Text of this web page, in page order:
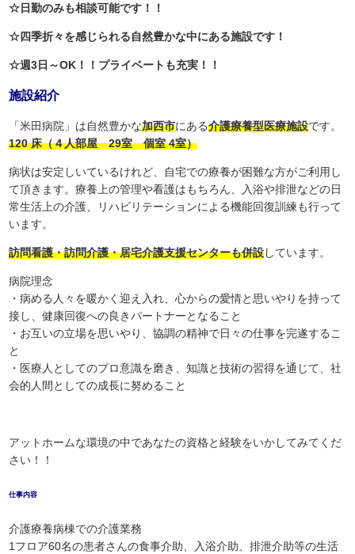
☆日勤のみも相談可能です！！
☆四季折々を感じられる自然豊かな中にある施設です！
☆週3日～OK！！プライベートも充実！！
施設紹介
「米田病院」は自然豊かな加西市にある介護療養型医療施設です。
120 床（４人部屋 29室 個室 4室）
病状は安定しいているけれど、自宅での療養が困難な方がご利用し
て頂きます。療養上の管理や看護はもちろん、入浴や排泄などの日
常生活上の介護、リハビリテーションによる機能回復訓練も行って
います。
訪問看護・訪問介護・居宅介護支援センターも併設しています。
病院理念
・病める人々を暖かく迎え入れ、心からの愛情と思いやりを持って
接し、健康回復への良きパートナーとなること
・お互いの立場を思いやり、協調の精神で日々の仕事を完遂するこ
と
・医療人としてのプロ意識を磨き、知識と技術の習得を通じて、社
会的人間としての成長に努めること
アットホームな環境の中であなたの資格と経験をいかしてみてくだ
さい！！
仕事内容
介護療養病棟での介護業務
1フロア60名の患者さんの食事介助、入浴介助、排泄介助等の生活